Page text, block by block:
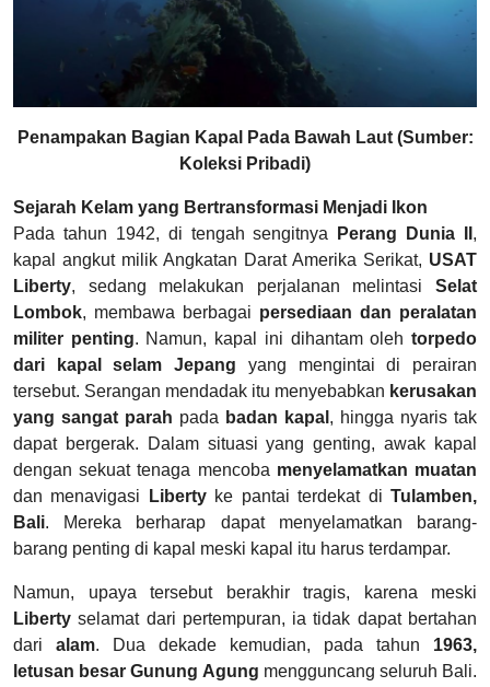
Penampakan Bagian Kapal Pada Bawah Laut (Sumber:
Koleksi Pribadi)
Sejarah Kelam yang Bertransformasi Menjadi Ikon
Pada tahun 1942, di tengah sengitnya
Perang Dunia II ,
kapal angkut milik Angkatan Darat Amerika Serikat, USAT
Liberty, sedang melakukan perjalanan melintasi Selat
Lombok, membawa berbagai persediaan dan peralatan
militer penting. Namun, kapal ini dihantam olehtorpedo
dari kapal selam Jepang yang mengintai di perairan
tersebut. Serangan mendadak itu menyebabkan kerusakan
yang sangat parah pada badan kapal , hingga nyaris tak
dapat bergerak. Dalam situasi yang genting, awak kapal
dengan sekuat tenaga mencoba menyelamatkan muatan
dan menavigasi
Libertyke pantai terdekat diTulamben,
Bali. Mereka berharap dapat menyelamatkan barang-
barang penting di kapal meski kapal itu harus terdampar.
Namun, upaya tersebut berakhir tragis, karena meski
Liberty selamat dari pertempuran, ia tidak dapat bertahan
dari alam. Dua dekade kemudian, pada tahun 1963,
letusan besar Gunung Agung mengguncang seluruh Bali.